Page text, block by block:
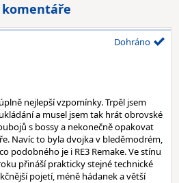
komentáře
Dohráno
nejlepší vzpomínky. Trpěl jsem
a musel jsem tak hrát obrovské
s bossy a nekonečně opakovat
Navíc to byla dvojka v bleděmodrém,
podobného je i RE3 Remake. Ve stínu
přináší prakticky stejné technické
pojetí, méně hádanek a větší